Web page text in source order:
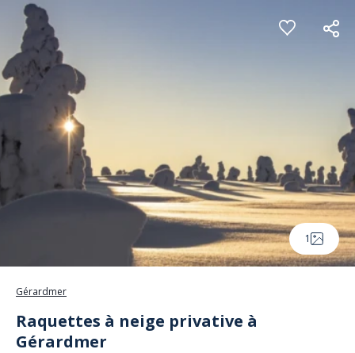
Panneau de gestion des cookies
1
Gérardmer
Raquettes à neige privative à
Gérardmer